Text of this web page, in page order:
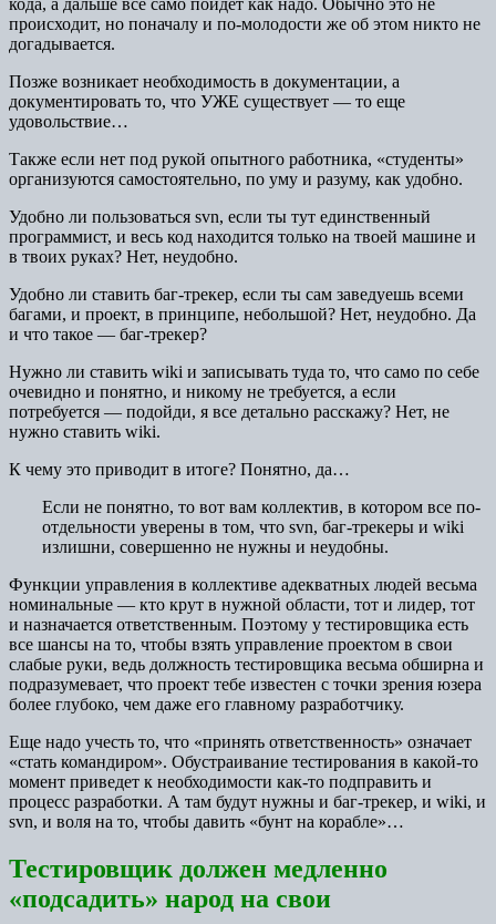
кода, а дальше все само пойдет как надо. Обычно это не
происходит, но поначалу и по-молодости же об этом никто не
догадывается.
Позже возникает необходимость в документации, а
документировать то, что УЖЕ существует — то еще
удовольствие…
Также если нет под рукой опытного работника, «студенты»
организуются самостоятельно, по уму и разуму, как удобно.
Удобно ли пользоваться svn, если ты тут единственный
программист, и весь код находится только на твоей машине и
в твоих руках? Нет, неудобно.
Удобно ли ставить баг-трекер, если ты сам заведуешь всеми
багами, и проект, в принципе, небольшой? Нет, неудобно. Да
и что такое — баг-трекер?
Нужно ли ставить wiki и записывать туда то, что само по себе
очевидно и понятно, и никому не требуется, а если
потребуется — подойди, я все детально расскажу? Нет, не
нужно ставить wiki.
К чему это приводит в итоге? Понятно, да…
Если не понятно, то вот вам коллектив, в котором все по-
отдельности уверены в том, что svn, баг-трекеры и wiki
излишни, совершенно не нужны и неудобны.
Функции управления в коллективе адекватных людей весьма
номинальные — кто крут в нужной области, тот и лидер, тот
и назначается ответственным. Поэтому у тестировщика есть
все шансы на то, чтобы взять управление проектом в свои
слабые руки, ведь должность тестировщика весьма обширна и
подразумевает, что проект тебе известен с точки зрения юзера
более глубоко, чем даже его главному разработчику.
Еще надо учесть то, что «принять ответственность» означает
«стать командиром». Обустраивание тестирования в какой-то
момент приведет к необходимости как-то подправить и
процесс разработки. А там будут нужны и баг-трекер, и wiki, и
svn, и воля на то, чтобы давить «бунт на корабле»…
Тестировщик должен медленно
«подсадить» народ на свои